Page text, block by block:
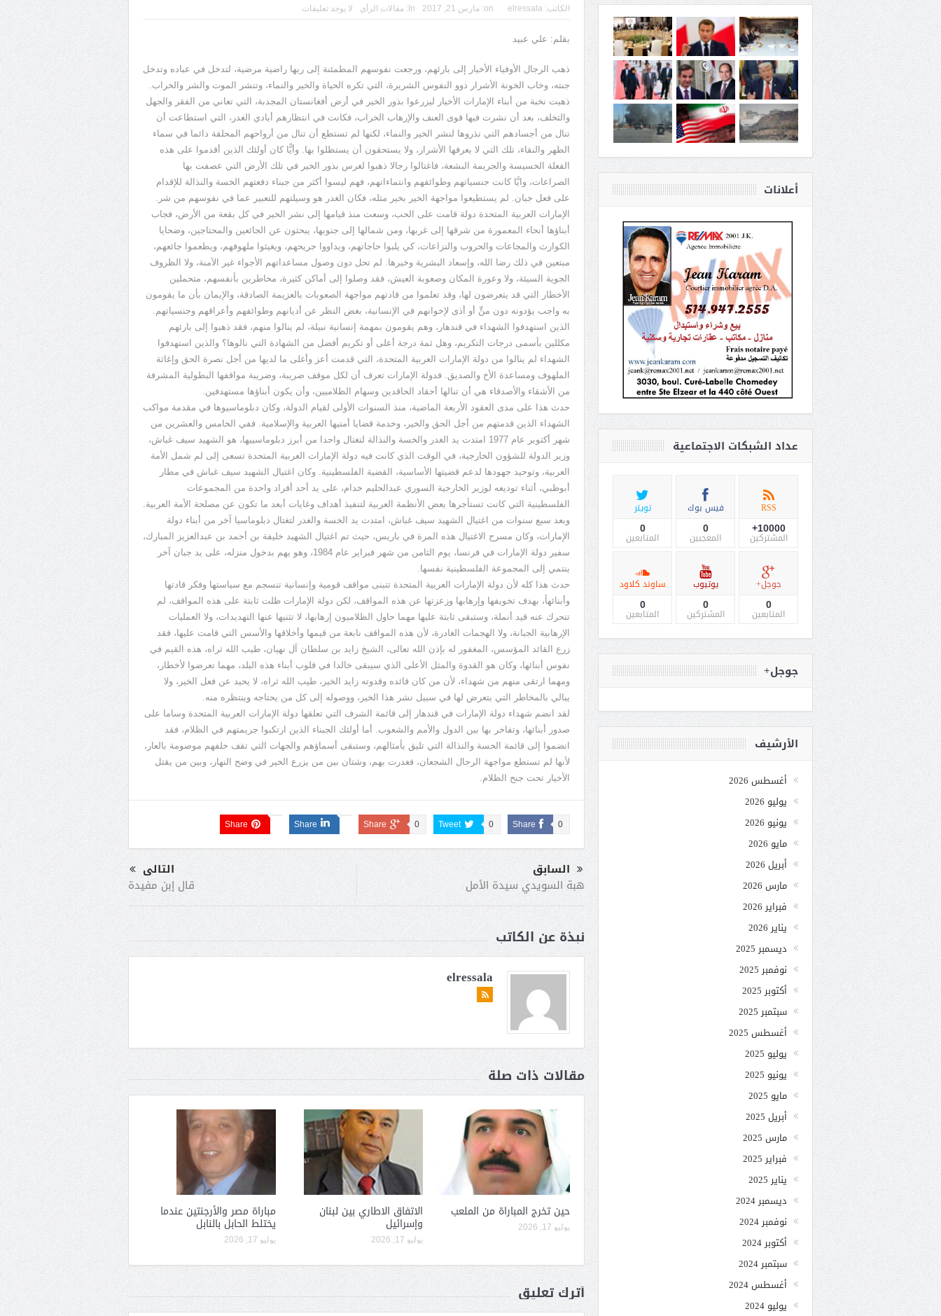
الكاتب: elressala
on: مارس 21, 2017 In: مقالات الرأي لا يوجد تعليقات
بقلم: علي عبيد
ذهب الرجال الأوفياء الأخيار إلى بارئهم، ورجعت نفوسهم المطمئنة إلى ربها راضية مرضية، لتدخل في عباده وتدخل
جنته، وخاب الخونة الأشرار ذوو النفوس الشريرة، التي تكره الحياة والخير والنماء، وتنشر الموت والشر والخراب.
ذهبت نخبة من أبناء الإمارات الأخيار ليزرعوا بذور الخير في أرض أفغانستان المجدبة، التي تعاني من الفقر والجهل
والتخلف، بعد أن نشرت فيها قوى العنف والإرهاب الخراب، فكانت في انتظارهم أيادي الغدر، التي استطاعت أن
تنال من أجسادهم التي نذروها لنشر الخير والنماء، لكنها لم تستطع أن تنال من أرواحهم المحلقة دائما في سماء
الطهر والنقاء، تلك التي لا يعرفها الأشرار، ولا يستحقون أن يستظلوا بها. وأيًّا كان أولئك الذين أقدموا على هذه
الفعلة الخسيسة والجريمة البشعة، فاغتالوا رجالا ذهبوا لغرس بذور الخير في تلك الأرض التي عصفت بها
الصراعات، وايَّا كانت جنسياتهم وطوائفهم وانتماءاتهم، فهم ليسوا أكثر من جبناء دفعتهم الخسة والنذالة للإقدام
على فعل جبان. لم يستطيعوا مواجهة الخير بخير مثله، فكان الغدر هو وسيلتهم للتعبير عما في نفوسهم من شر.
الإمارات العربية المتحدة دولة قامت على الحب، وسعت منذ قيامها إلى نشر الخير في كل بقعة من الأرض، فجاب
أبناؤها أنحاء المعمورة من شرقها إلى غربها، ومن شمالها إلى جنوبها، يبحثون عن الجائعين والمحتاجين، وضحايا
الكوارث والمجاعات والحروب والنزاعات، كي يلبوا حاجاتهم، ويداووا جريحهم، ويغيثوا ملهوفهم، ويطعموا جائعهم،
مبتعين في ذلك رضا الله، وإسعاد البشرية وخيرها. لم تحل دون وصول مساعداتهم الأجواء غير الآمنة، ولا الظروف
الجوية السيئة، ولا وعورة المكان وصعوبة العيش، فقد وصلوا إلى أماكن كثيرة، مخاطرين بأنفسهم، متحملين
الأخطار التي قد يتعرضون لها، وقد تعلموا من قادتهم مواجهة الصعوبات بالعزيمة الصادقة، والإيمان بأن ما يقومون
به واجب يؤدونه دون منٍّ أو أذى لإخوانهم في الإنسانية، بغض النظر عن أديانهم وطوائفهم وأعراقهم وجنسياتهم.
الذين استهدفوا الشهداء في قندهار، وهم يقومون بمهمة إنسانية نبيلة، لم ينالوا منهم، فقد ذهبوا إلى بارئهم
مكللين بأسمى درجات التكريم، وهل ثمة درجة أعلى أو تكريم أفضل من الشهادة التي نالوها؟ والذين استهدفوا
الشهداء لم ينالوا من دولة الإمارات العربية المتحدة، التي قدمت أعز وأغلى ما لديها من أجل نصرة الحق وإغاثة
الملهوف ومساعدة الأخ والصديق. فدولة الإمارات تعرف أن لكل موقف ضريبة، وضريبة مواقفها البطولية المشرفة
من الأشقاء والأصدقاء هي أن تنالها أحقاد الحاقدين وسهام الظلاميين، وأن يكون أبناؤها مستهدفين.
حدث هذا على مدى العقود الأربعة الماضية، منذ السنوات الأولى لقيام الدولة، وكان دبلوماسيوها في مقدمة مواكب
الشهداء الذين قدمتهم من أجل الحق والخير، وخدمة قضايا أمتيها العربية والإسلامية. ففي الخامس والعشرين من
شهر أكتوبر عام 1977 امتدت يد الغدر والخسة والنذالة لتغتال واحدا من أبرز دبلوماسييها، هو الشهيد سيف غباش،
وزير الدولة للشؤون الخارجية، في الوقت الذي كانت فيه دولة الإمارات العربية المتحدة تسعى إلى لم شمل الأمة
العربية، وتوحيد جهودها لدعم قضيتها الأساسية، القضية الفلسطينية. وكان اغتيال الشهيد سيف غباش في مطار
أبوظبي، أثناء توديعه لوزير الخارجية السوري عبدالحليم خدام، على يد أحد أفراد واحدة من المجموعات
الفلسطينية التي كانت تستأجرها بعض الأنظمة العربية لتنفيذ أهداف وغايات أبعد ما تكون عن مصلحة الأمة العربية.
وبعد سبع سنوات من اغتيال الشهيد سيف غباش، امتدت يد الخسة والغدر لتغتال دبلوماسيا آخر من أبناء دولة
الإمارات، وكان مسرح الاغتيال هذه المرة في باريس، حيث تم اغتيال الشهيد خليفة بن أحمد بن عبدالعزيز المبارك،
سفير دولة الإمارات في فرنسا، يوم الثامن من شهر فبراير عام 1984، وهو يهم بدخول منزله، على يد جبان آخر
ينتمي إلى المجموعة الفلسطينية نفسها.
حدث هذا كله لأن دولة الإمارات العربية المتحدة تتبنى مواقف قومية وإنسانية تنسجم مع سياستها وفكر قادتها
وأبنائهأ، بهدف تخويفها وإرهابها وزعزتها عن هذه المواقف، لكن دولة الإمارات ظلت ثابتة على هذه المواقف، لم
تتحرك عنه قيد أنملة، وستبقى ثابتة عليها مهما حاول الظلاميون إرهابها، لا تثنيها عنها التهديدات، ولا العمليات
الإرهابية الجبانة، ولا الهجمات الغادرة، لأن هذه المواقف نابعة من قيمها وأخلاقها والأسس التي قامت عليها، فقد
زرع القائد المؤسس، المغفور له بإذن الله تعالى، الشيخ زايد بن سلطان آل نهيان، طيب الله ثراه، هذه القيم في
نفوس أبنائها، وكان هو القدوة والمثل الأعلى الذي سيبقى خالدا في قلوب أبناء هذه البلد، مهما تعرضوا لأخطار،
ومهما ارتقى منهم من شهداء، لأن من كان قائده وقدوته زايد الخير، طيب الله ثراه، لا يحيد عن فعل الخير، ولا
يبالي بالمخاطر التي يتعرض لها في سبيل نشر هذا الخير، ووصوله إلى كل من يحتاجه وينتظره منه.
لقد انضم شهداء دولة الإمارات في قندهار إلى قائمة الشرف التي تعلقها دولة الإمارات العربية المتحدة وساما على
صدور أبنائها، وتفاخر بها بين الدول والأمم والشعوب. أما أولئك الجبناء الذين ارتكبوا جريمتهم في الظلام، فقد
انضموا إلى قائمة الخسة والنذالة التي تليق بأمثالهم، وستبقى أسماؤهم والجهات التي تقف خلفهم موصومة بالعار،
لأنها لم تستطع مواجهة الرجال الشجعان، فغدرت بهم، وشتان بين من يزرع الخير في وضح النهار، وبين من يقتل
الأخيار تحت جنح الظلام.
Share 0
Tweet 0
Share 0
Share
Share
السابق
هبة السويدي سيدة الأمل
التالى
قال إبن مفيدة
نبذة عن الكاتب
elressala
مقالات ذات صلة
حين تخرج المباراة من الملعب
يوليو 17, 2026
الاتفاق الاطاري بين لبنان
وإسرائيل
يوليو 17, 2026
مباراة مصر والأرجنتين عندما
يختلط الحابل بالنابل
يوليو 17, 2026
أترك تعليق
أعلانات
عداد الشبكات الاجتماعية
RSS
10000+
المشتركين
فيس بوك
0
المعجبين
تويتر
0
المتابعين
جوجل+
0
المتابعين
يوتيوب
0
المشتركين
ساوند كلاود
0
المتابعين
جوجل+
الأرشيف
أغسطس 2026
يوليو 2026
يونيو 2026
مايو 2026
أبريل 2026
مارس 2026
فبراير 2026
يناير 2026
ديسمبر 2025
نوفمبر 2025
أكتوبر 2025
سبتمبر 2025
أغسطس 2025
يوليو 2025
يونيو 2025
مايو 2025
أبريل 2025
مارس 2025
فبراير 2025
يناير 2025
ديسمبر 2024
نوفمبر 2024
أكتوبر 2024
سبتمبر 2024
أغسطس 2024
يوليو 2024